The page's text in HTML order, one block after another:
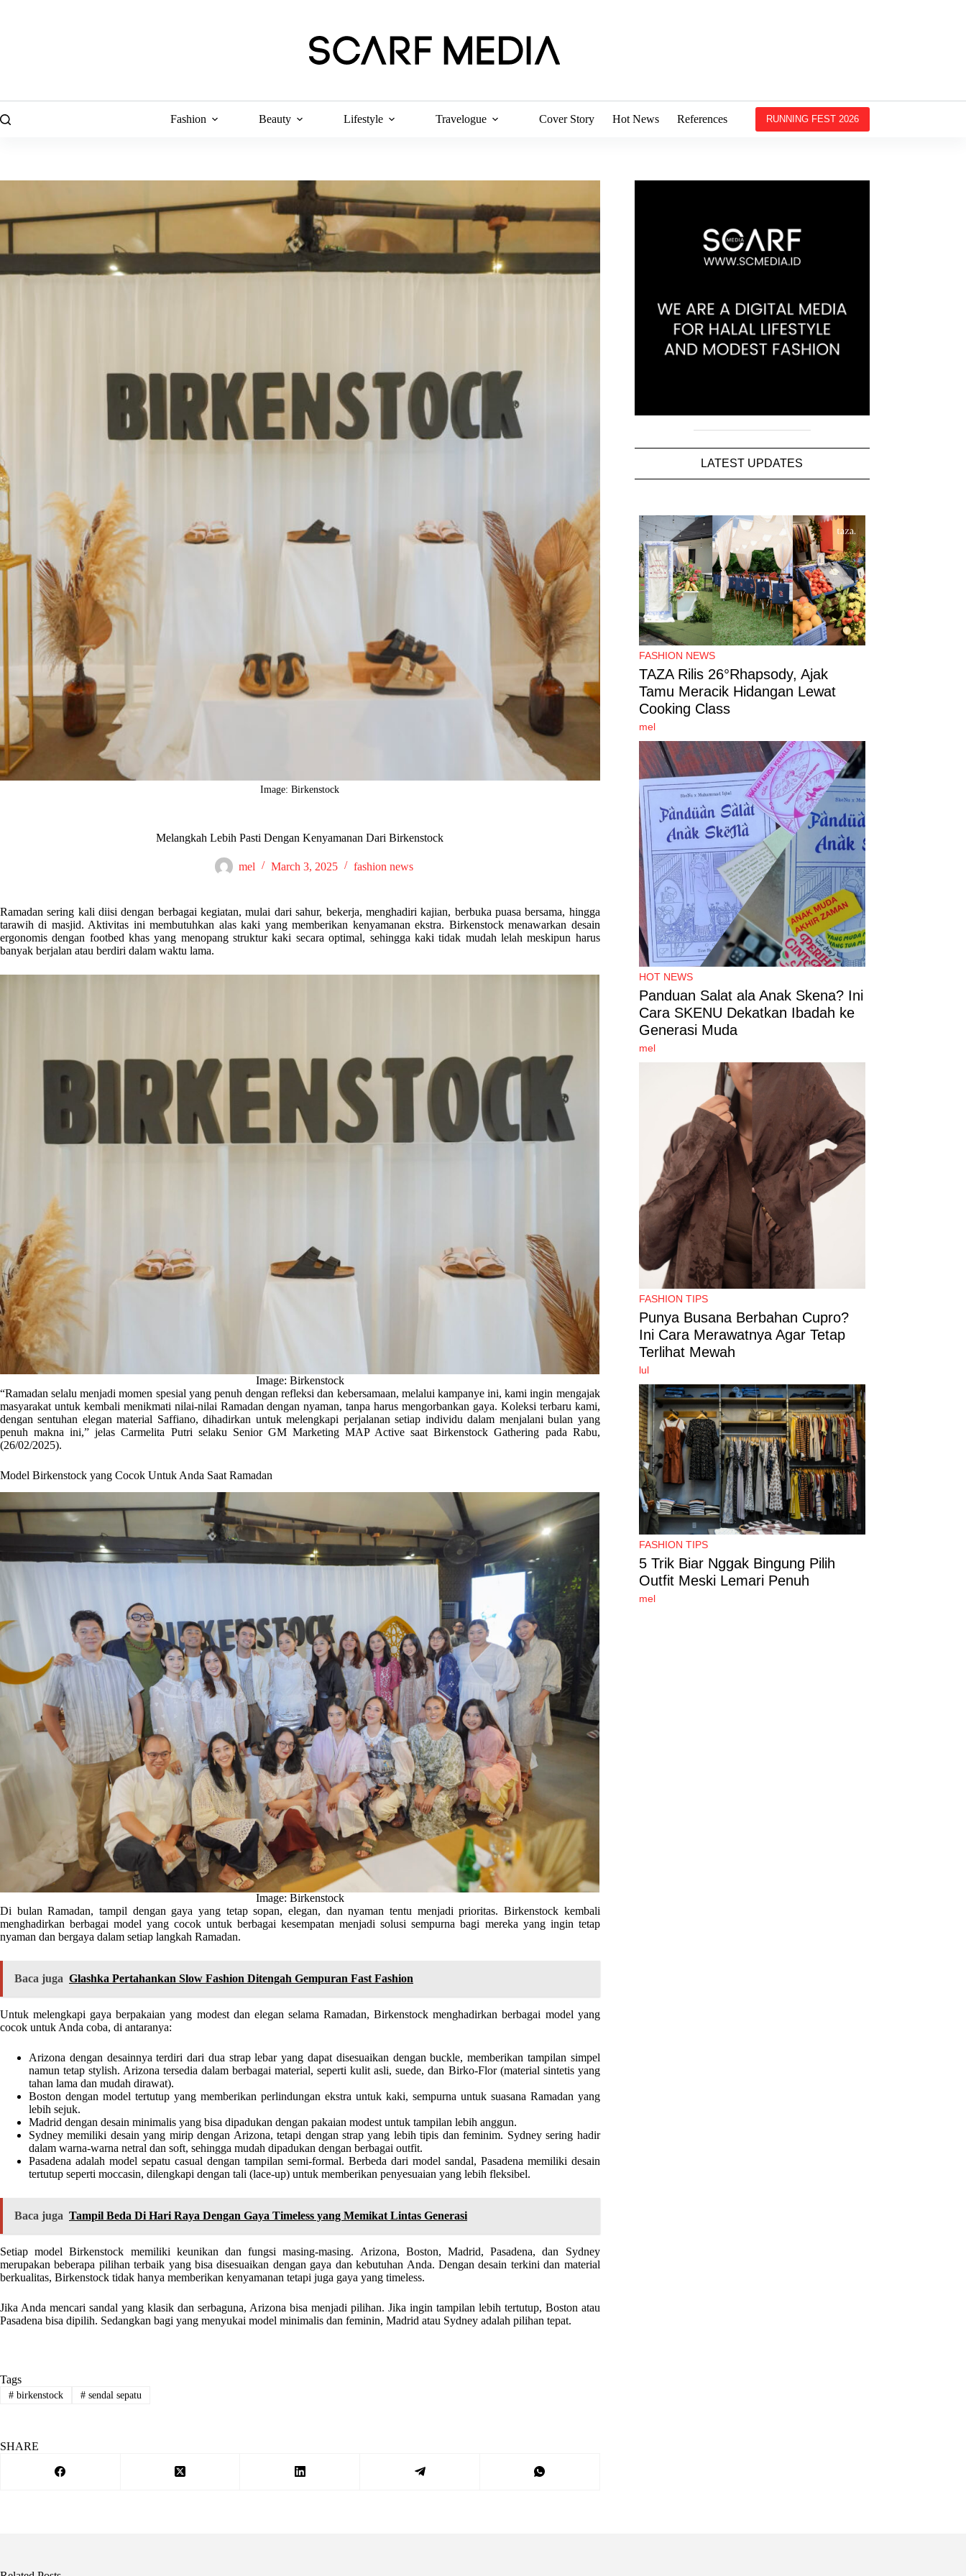
Fashion Beauty Lifestyle Travelogue Cover Story Hot News References RUNNING FEST 2026
Image: Birkenstock
Melangkah Lebih Pasti Dengan Kenyamanan Dari Birkenstock
mel March 3, 2025 fashion news
Ramadan sering kali diisi dengan berbagai kegiatan, mulai dari sahur, bekerja, menghadiri kajian, berbuka puasa bersama, hingga
tarawih di masjid. Aktivitas ini membutuhkan alas kaki yang memberikan kenyamanan ekstra. Birkenstock menawarkan desain
ergonomis dengan footbed khas yang menopang struktur kaki secara optimal, sehingga kaki tidak mudah lelah meskipun harus
banyak berjalan atau berdiri dalam waktu lama.
Image: Birkenstock
“Ramadan selalu menjadi momen spesial yang penuh dengan refleksi dan kebersamaan, melalui kampanye ini, kami ingin mengajak
masyarakat untuk kembali menikmati nilai-nilai Ramadan dengan nyaman, tanpa harus mengorbankan gaya. Koleksi terbaru kami,
dengan sentuhan elegan material Saffiano, dihadirkan untuk melengkapi perjalanan setiap individu dalam menjalani bulan yang
penuh makna ini,” jelas Carmelita Putri selaku Senior GM Marketing MAP Active saat Birkenstock Gathering pada Rabu,
(26/02/2025).
Model Birkenstock yang Cocok Untuk Anda Saat Ramadan
Image: Birkenstock
Di bulan Ramadan, tampil dengan gaya yang tetap sopan, elegan, dan nyaman tentu menjadi prioritas. Birkenstock kembali
menghadirkan berbagai model yang cocok untuk berbagai kesempatan menjadi solusi sempurna bagi mereka yang ingin tetap
nyaman dan bergaya dalam setiap langkah Ramadan.
Baca juga Glashka Pertahankan Slow Fashion Ditengah Gempuran Fast Fashion
Untuk melengkapi gaya berpakaian yang modest dan elegan selama Ramadan, Birkenstock menghadirkan berbagai model yang
cocok untuk Anda coba, di antaranya:
Arizona dengan desainnya terdiri dari dua strap lebar yang dapat disesuaikan dengan buckle, memberikan tampilan simpel
namun tetap stylish. Arizona tersedia dalam berbagai material, seperti kulit asli, suede, dan Birko-Flor (material sintetis yang
tahan lama dan mudah dirawat).
Boston dengan model tertutup yang memberikan perlindungan ekstra untuk kaki, sempurna untuk suasana Ramadan yang
lebih sejuk.
Madrid dengan desain minimalis yang bisa dipadukan dengan pakaian modest untuk tampilan lebih anggun.
Sydney memiliki desain yang mirip dengan Arizona, tetapi dengan strap yang lebih tipis dan feminim. Sydney sering hadir
dalam warna-warna netral dan soft, sehingga mudah dipadukan dengan berbagai outfit.
Pasadena adalah model sepatu casual dengan tampilan semi-formal. Berbeda dari model sandal, Pasadena memiliki desain
tertutup seperti moccasin, dilengkapi dengan tali (lace-up) untuk memberikan penyesuaian yang lebih fleksibel.
Baca juga Tampil Beda Di Hari Raya Dengan Gaya Timeless yang Memikat Lintas Generasi
Setiap model Birkenstock memiliki keunikan dan fungsi masing-masing. Arizona, Boston, Madrid, Pasadena, dan Sydney
merupakan beberapa pilihan terbaik yang bisa disesuaikan dengan gaya dan kebutuhan Anda. Dengan desain terkini dan material
berkualitas, Birkenstock tidak hanya memberikan kenyamanan tetapi juga gaya yang timeless.
Jika Anda mencari sandal yang klasik dan serbaguna, Arizona bisa menjadi pilihan. Jika ingin tampilan lebih tertutup, Boston atau
Pasadena bisa dipilih. Sedangkan bagi yang menyukai model minimalis dan feminin, Madrid atau Sydney adalah pilihan tepat.
Tags
#birkenstock #sendal sepatu
SHARE
LATEST UPDATES
FASHION NEWS
TAZA Rilis 26°Rhapsody, Ajak
Tamu Meracik Hidangan Lewat
Cooking Class
mel
HOT NEWS
Panduan Salat ala Anak Skena? Ini
Cara SKENU Dekatkan Ibadah ke
Generasi Muda
mel
FASHION TIPS
Punya Busana Berbahan Cupro?
Ini Cara Merawatnya Agar Tetap
Terlihat Mewah
lul
FASHION TIPS
5 Trik Biar Nggak Bingung Pilih
Outfit Meski Lemari Penuh
mel